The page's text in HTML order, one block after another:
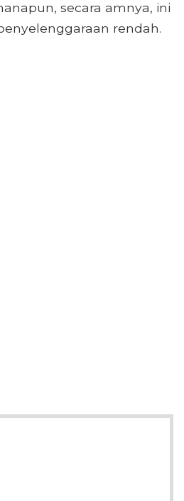
secara amnya, ini
rendah.